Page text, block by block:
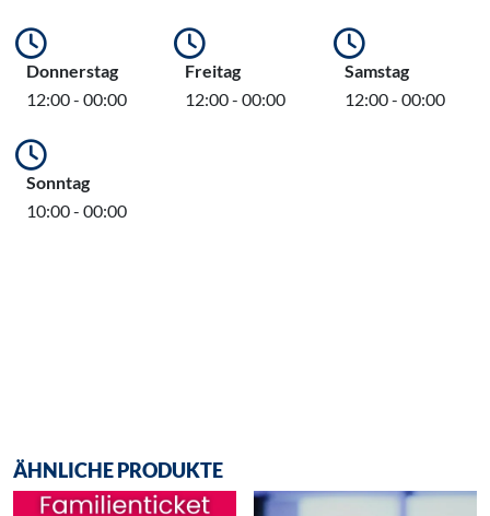
Donnerstag
12:00 - 00:00
Freitag
12:00 - 00:00
Samstag
12:00 - 00:00
Sonntag
10:00 - 00:00
ÄHNLICHE PRODUKTE